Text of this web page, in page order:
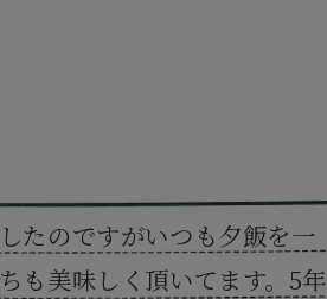
たのですがいつも夕飯を一
も美味しく頂いてます。5年